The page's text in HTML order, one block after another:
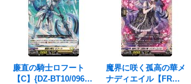
廉直の騎士ロフート
【C】{DZ-BT10/096}
魔界に咲く孤高の華メ
ナディエイル【FR】